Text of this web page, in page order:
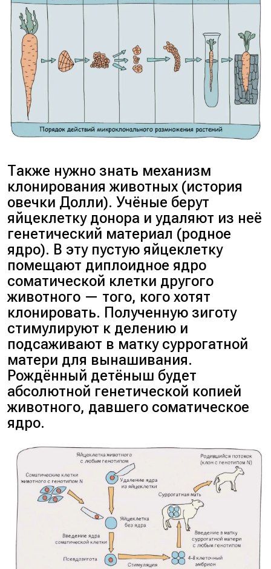
Также нужно знать механизм
клонирования животных (история
овечки Долли). Учёные берут
яйцеклетку донора и удаляют из неё
генетический материал (родное
ядро). В эту пустую яйцеклетку
помещают диплоидное ядро
соматической клетки другого
животного — того, кого хотят
клонировать. Полученную зиготу
стимулируют к делению и
подсаживают в матку суррогатной
матери для вынашивания.
Рождённый детёныш будет
абсолютной генетической копией
животного, давшего соматическое
ядро.